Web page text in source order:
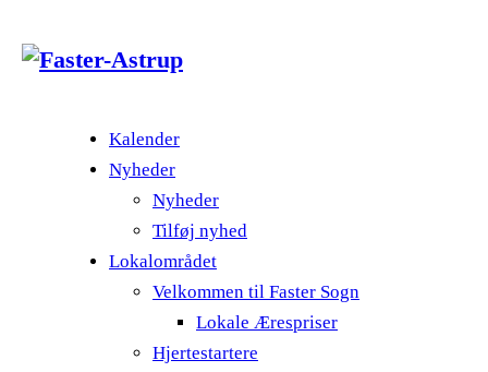
Kalender
Nyheder
Nyheder
Tilføj nyhed
Lokalområdet
Velkommen til Faster Sogn
Lokale Ærespriser
Hjertestartere